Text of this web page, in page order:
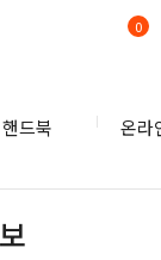
핸드북 온라
0